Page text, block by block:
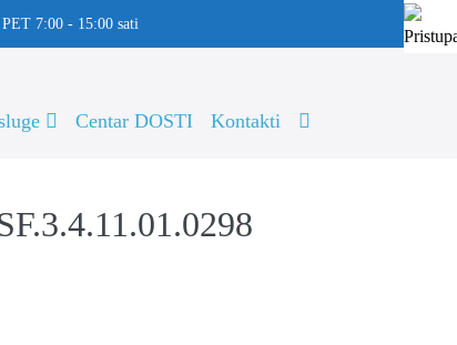
7:00 - 15:00 sati
Centar DOSTI Kontakti